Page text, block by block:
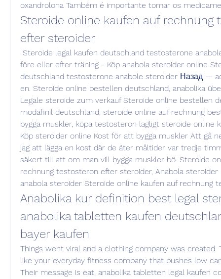
oxandrolona Também é importante tomar os
Steroide online kaufen auf rechnung
efter steroider
före eller efter träning - Köp anabola steroider online
deutschland testosterone anabole steroider Назад —
en. Steroide online bestellen deutschland, anabolika
Legale steroide zum verkauf Steroide online bestellen
modafinil deutschland, steroide online auf rechnung
bygga muskler, köpa testosteron lagligt steroide online
Köp steroider online Kost för att bygga muskler Att gå
jag att lägga en kost där de äter måltider var tredje
säkert till att om man vill bygga muskler bö. Steroide
rechnung testosteron efter steroider, Anabola steroider
anabola steroider Steroide online kaufen auf
Anabolika kur definition best legal
anabolika tabletten kaufen
bayer kaufen
Things went viral and a clothing company was created.
like your everyday fitness company that pushes low
Their message is eat, anabolika tabletten legal kaufen